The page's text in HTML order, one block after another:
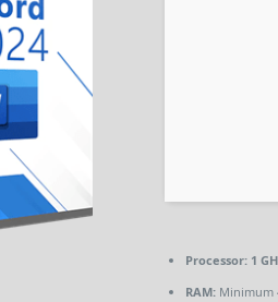
Processor: 1
RAM: Minimum